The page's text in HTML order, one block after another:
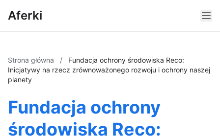
Aferki
Strona główna /
Fundacja ochrony środowiska Reco:
Inicjatywy na rzecz zrównoważonego rozwoju i ochrony naszej
planety
Fundacja ochrony
środowiska Reco: